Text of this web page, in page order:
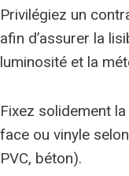
Privilégiez un
afin d’assurer la
luminosité et la
Fixez solidement
face ou vinyle
PVC, béton).